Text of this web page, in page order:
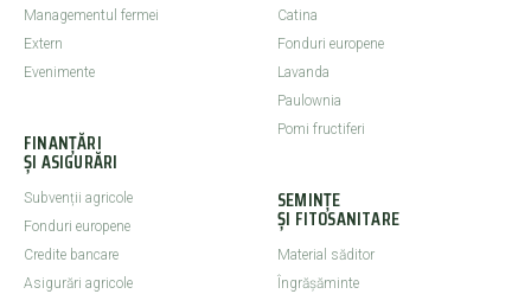
Managementul fermei
Extern
Evenimente
FINANȚĂRI
ȘI ASIGURĂRI
Subvenții agricole
Fonduri europene
Credite bancare
Asigurări agricole
Catina
Fonduri europene
Lavanda
Paulownia
Pomi fructiferi
SEMINȚE
ȘI FITOSANITARE
Material săditor
Îngrășăminte